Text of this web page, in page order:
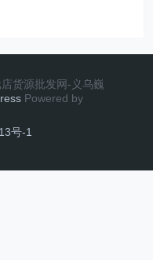
货源批发网-义乌巍
Powered by
号-1